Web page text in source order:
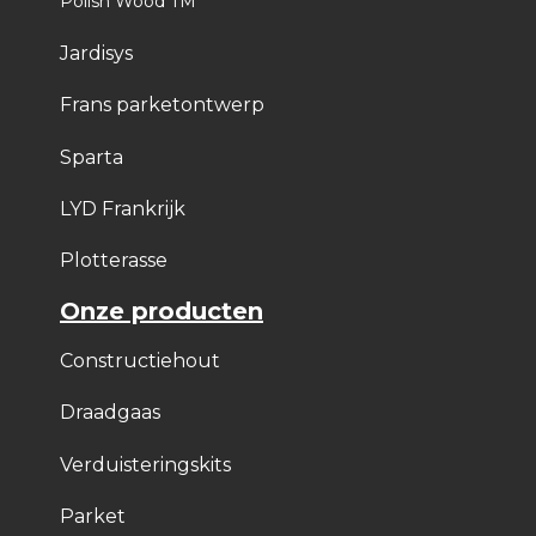
Jardisys
Frans parketontwerp
Sparta
LYD Frankrijk
Plotterasse
Onze producten
Constructiehout
Draadgaas
Verduisteringskits
Parket